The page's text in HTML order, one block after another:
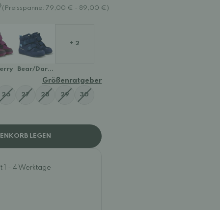
(Preisspanne: 79,00 € - 89,00 €)
Bear/Dark Blue
+ 2
Größenratgeber
26 27 28 29 30
LEGEN
1 - 4 Werktage